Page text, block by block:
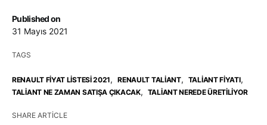
Published on
31 Mayıs 2021
TAGS
RENAULT FIYAT LISTESI 2021, RENAULT TALIANT, TALIANT FIYATI,
TALIANT NE ZAMAN SATIŞA ÇIKACAK, TALIANT NEREDE ÜRETILIYOR
SHARE ARTICLE